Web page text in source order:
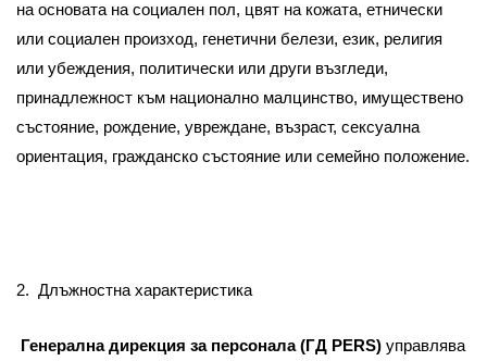
на основата на социален пол, цвят на кожата, етнически
или социален произход, генетични белези, език, религия
или убеждения, политически или други възгледи,
принадлежност към национално малцинство, имуществено
състояние, рождение, увреждане, възраст, сексуална
ориентация, гражданско състояние или семейно положение.
2. Длъжностна характеристика
Генерална дирекция за персонала (ГД PERS) управлява